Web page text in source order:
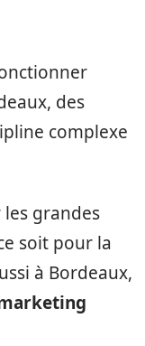
des
complexe
les grandes
soit pour la
à Bordeaux,